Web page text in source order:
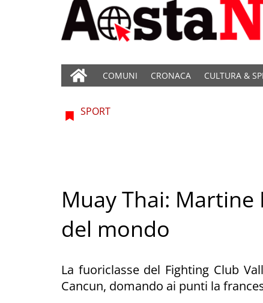
COMUNI CRONACA CULTURA &
SPORT
Muay Thai:
del mondo
La fuoriclasse del Fighting Club
Cancun, domando ai punti la